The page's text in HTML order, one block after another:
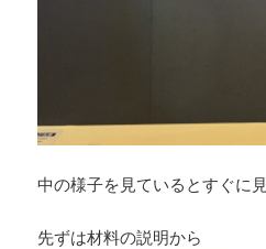
中の様子を見ているとすぐに
先ずは材料の説明から